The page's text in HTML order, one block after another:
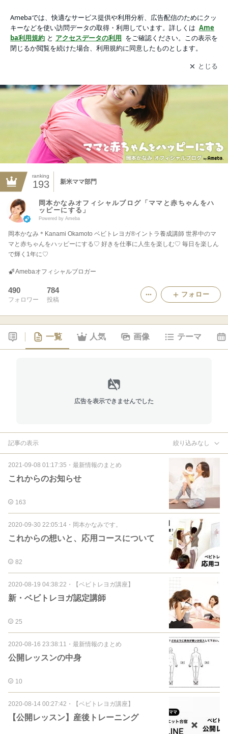
する」Powered by Ameba
アプリをダウンロードして ブログの更新通知
を受け取りまし
ょう。
開く
ranking
193 新米ママ部門
岡本かなみオフィシャルブログ「ママと赤ちゃんをハ
ッピーにする」
Powered by Ameba
岡本かなみ＊Kanami Okamoto ベビトレヨガ®︎イントラ養成講師 世界中のマ
マと赤ちゃんをハッピーにする♡ 好きを仕事に人生を楽しむ♡ 毎日を楽しん
で輝く1年に♡
Amebaオフィシャルブロガー
490
フォロワー
784
投稿
フォロー
一覧 人気 画像 テーマ
広告を表示できませんでした
記事の表示 絞り込みなし
2021-09-08 01:17:35 ・ 最新情報のまとめ
これからのお知らせ
163
2020-09-30 22:05:14 ・ 岡本かなみです。
これからの想いと、応用コースについて
82
2020-08-19 04:38:22 ・ 【ベビトレヨガ講座】
新・ベビトレヨガ認定講師
25
2020-08-16 23:38:11 ・ 最新情報のまとめ
公開レッスンの中身
10
2020-08-14 00:27:42 ・ 【ベビトレヨガ講座】
【公開レッスン】産後トレーニング